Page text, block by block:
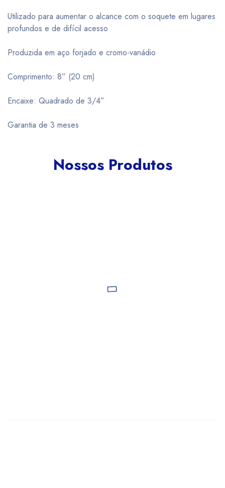
Utilizado para aumentar o alcance com o soquete em lugares
profundos e de difícil acesso
Produzida em aço forjado e cromo-vanádio
Comprimento: 8” (20 cm)
Encaixe: Quadrado de 3/4”
Garantia de 3 meses
Nossos Produtos